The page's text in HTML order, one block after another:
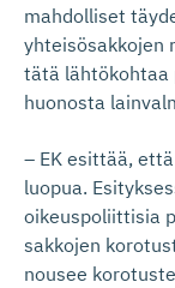
mahdolliset
yhteisösakkojen
tätä lähtökohtaa
huonosta
– EK esittää,
luopua.
oikeuspoliittisia
sakkojen
nousee